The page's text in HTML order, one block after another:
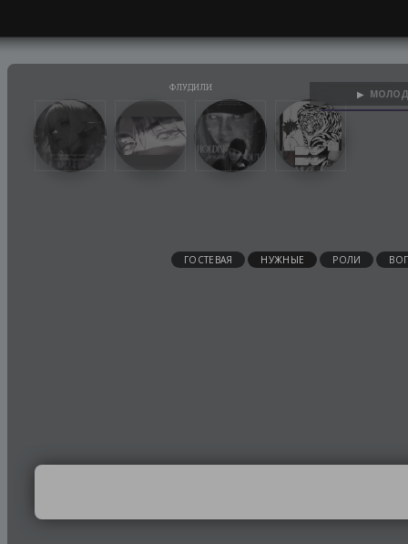
ГОСТЕВАЯ НУЖНЫЕ РОЛИ
▶